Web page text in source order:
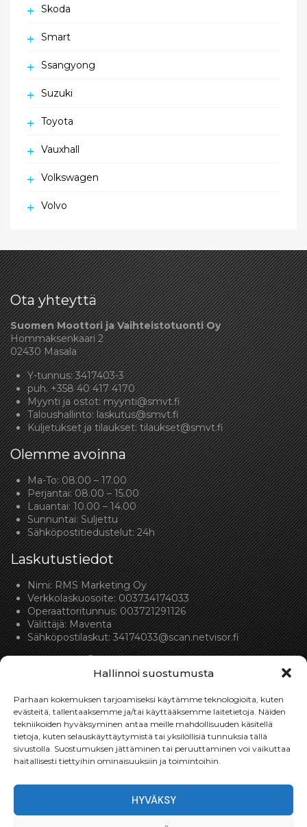
Hallinnoi suostumusta
Parhaan kokemuksen tarjoamiseksi käytämme teknologioita, kuten
evästeitä, tallentaaksemme ja/tai käyttääksemme laitetietoja. Näiden
tekniikoiden hyväksyminen antaa meille mahdollisuuden käsitellä
tietoja, kuten selauskäyttäytymistä tai yksilöllisiä tunnuksia tällä
sivustolla. Suostumuksen jättäminen tai peruuttaminen voi vaikuttaa
haitallisesti tiettyihin ominaisuuksiin ja toimintoihin.
HYVÄKSY
Skoda
Smart
Ssangyong
Suzuki
Toyota
Vauxhall
Volkswagen
Volvo
Ota yhteyttä
Suomen Moottori ja Vaihteistotuonti Oy
Hommaksenkaari 2
02430 Masala
Y-tunnus: 3417403-3
puh.+358 40 417 4170
Myynti ja ostot:myynti@smvt.fi
Taloushallinto:laskutus@smvt.fi
Kuljetukset ja tilaukset:tilaukset@smvt.fi
Olemme avoinna
Ma-To: 08.00 – 17.00
Perjantai: 08.00 – 15.00
Lauantai: 10.00 – 14.00
Sunnuntai: Suljettu
Sähköpostitiedustelut: 24h
Laskutustiedot
Nimi: RMS Marketing Oy
Verkkolaskuosoite: 003734174033
Operaattoritunnus: 003721291126
Välittäjä: Maventa
Sähköpostilaskut:34174033@scan.netvisor.fi
Toimitukset
Toimitamme osat perille toimitusperiaatteella siihen
osan toimitettavan.
Toimitusaika on yleensä noin yksi (1) viikko tilauspäivästä.
Toimitus- & takuuehdot